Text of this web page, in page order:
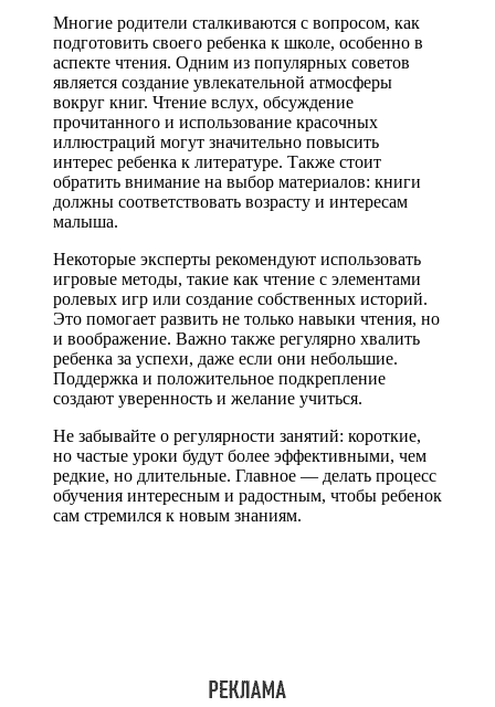
Многие родители сталкиваются с вопросом, как
подготовить своего ребенка к школе, особенно в
аспекте чтения. Одним из популярных советов
является создание увлекательной атмосферы
вокруг книг. Чтение вслух, обсуждение
прочитанного и использование красочных
иллюстраций могут значительно повысить
интерес ребенка к литературе. Также стоит
обратить внимание на выбор материалов: книги
должны соответствовать возрасту и интересам
малыша.
Некоторые эксперты рекомендуют использовать
игровые методы, такие как чтение с элементами
ролевых игр или создание собственных историй.
Это помогает развить не только навыки чтения, но
и воображение. Важно также регулярно хвалить
ребенка за успехи, даже если они небольшие.
Поддержка и положительное подкрепление
создают уверенность и желание учиться.
Не забывайте о регулярности занятий: короткие,
но частые уроки будут более эффективными, чем
редкие, но длительные. Главное — делать процесс
обучения интересным и радостным, чтобы ребенок
сам стремился к новым знаниям.